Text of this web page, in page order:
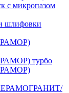
с микропазом
шлифовки
турбо